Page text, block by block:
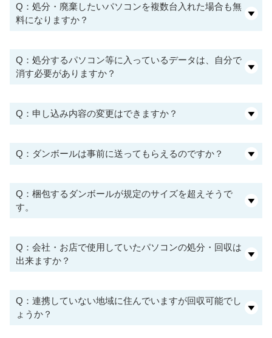
Q：処分・廃棄したいパソコンを複数台入れた場合も無
料になりますか？
Q：処分するパソコン等に入っているデータは、自分で
消す必要がありますか？
Q：申し込み内容の変更はできますか？
Q：ダンボールは事前に送ってもらえるのですか？
Q：梱包するダンボールが規定のサイズを超えそうで
す。
Q：会社・お店で使用していたパソコンの処分・回収は
出来ますか？
Q：連携していない地域に住んでいますが回収可能でし
ょうか？